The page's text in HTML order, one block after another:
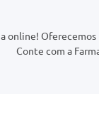
online!
Conte com a